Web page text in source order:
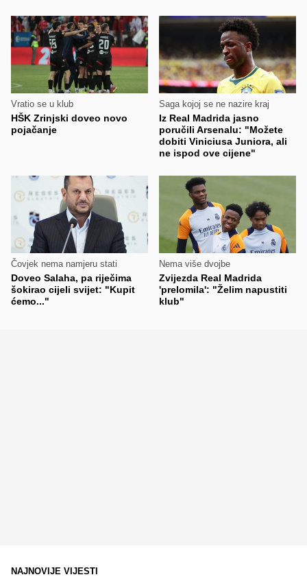
Vratio se u klub
HŠK Zrinjski doveo novo
pojačanje
Saga kojoj se ne nazire kraj
Iz Real Madrida jasno
poručili Arsenalu: "Možete
dobiti Viniciusa Juniora, ali
ne ispod ove cijene"
Čovjek nema namjeru stati
Doveo Salaha, pa riječima
šokirao cijeli svijet: "Kupit
ćemo..."
Nema više dvojbe
Zvijezda Real Madrida
'prelomila': "Želim napustiti
klub"
NAJNOVIJE VIJESTI